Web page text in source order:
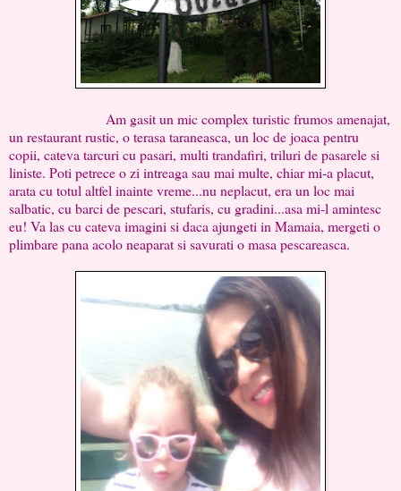
Am gasit un mic complex turistic frumos amenajat,
un restaurant rustic, o terasa taraneasca, un loc de joaca pentru
copii, cateva tarcuri cu pasari, multi trandafiri, triluri de pasarele si
liniste. Poti petrece o zi intreaga sau mai multe, chiar mi-a placut,
arata cu totul altfel inainte vreme...nu neplacut, era un loc mai
salbatic, cu barci de pescari, stufaris, cu gradini...asa mi-l amintesc
eu! Va las cu cateva imagini si daca ajungeti in Mamaia, mergeti o
plimbare pana acolo neaparat si savurati o masa pescareasca.